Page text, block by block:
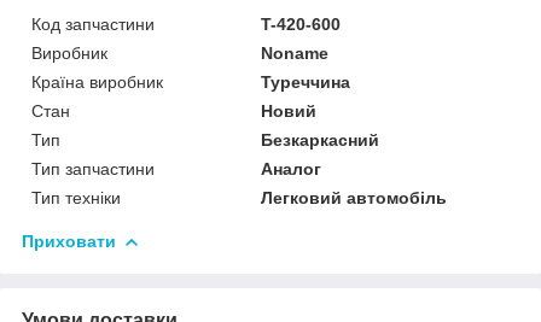
Код запчастини
T-420-600
Виробник
Noname
Країна виробник
Туреччина
Стан
Новий
Тип
Безкаркасний
Тип запчастини
Аналог
Тип техніки
Легковий автомобіль
Приховати